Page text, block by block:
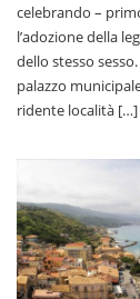
celebrando –
l’adozione della
dello stesso
palazzo
ridente località […]